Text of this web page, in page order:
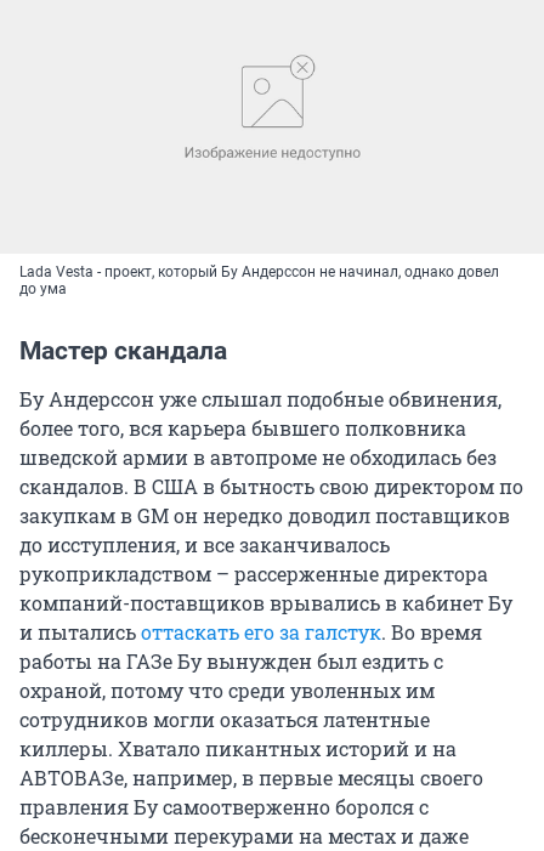
Lada Vesta - проект, который Бу Андерссон не начинал, однако довел
до ума
Мастер скандала
Бу Андерссон уже слышал подобные обвинения,
более того, вся карьера бывшего полковника
шведской армии в автопроме не обходилась без
скандалов. В США в бытность свою директором по
закупкам в GM он нередко доводил поставщиков
до исступления, и все заканчивалось
рукоприкладством – рассерженные директора
компаний-поставщиков врывались в кабинет Бу
и пыталисьоттаскать его за галстук. Во время
работы на ГАЗе Бу вынужден был ездить с
охраной, потому что среди уволенных им
сотрудников могли оказаться латентные
киллеры. Хватало пикантных историй и на
АВТОВАЗе, например, в первые месяцы своего
правления Бу самоотверженно боролся с
бесконечными перекурами на местах и даже